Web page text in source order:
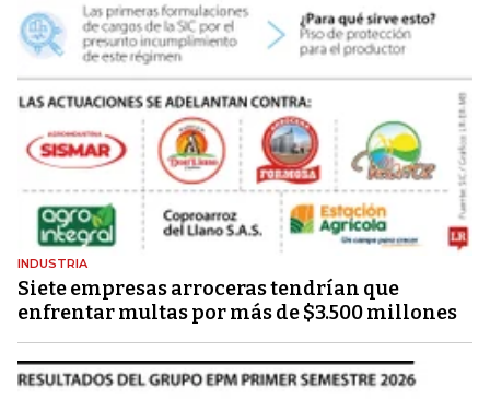
INDUSTRIA
Siete empresas arroceras tendrían que
enfrentar multas por más de $3.500 millones